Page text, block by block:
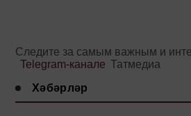
Следите за самым важным и
Telegram-канале Татмедиа
Хәбәрләр